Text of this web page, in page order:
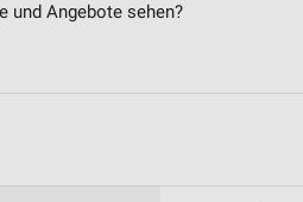
und Angebote sehen?